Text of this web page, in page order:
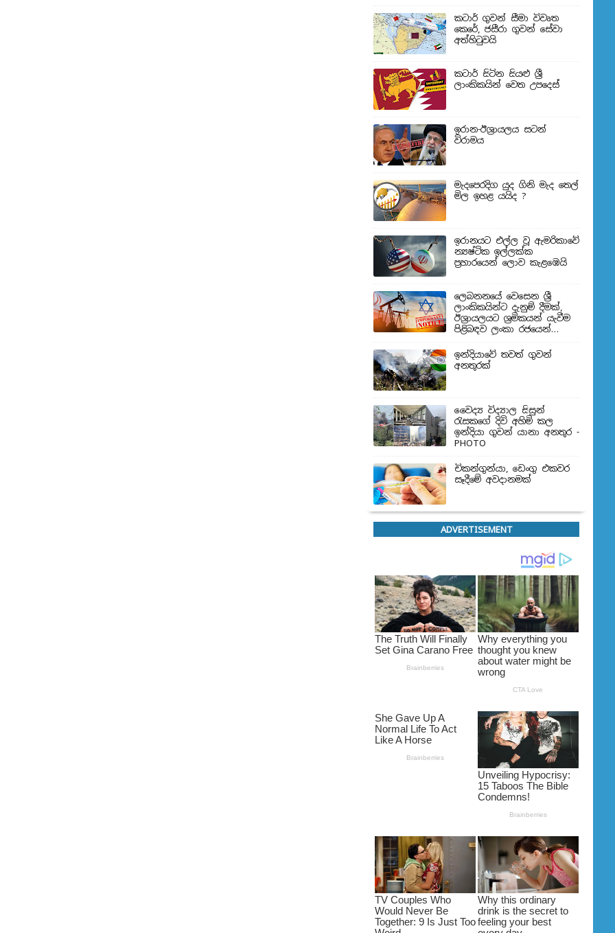
කටාර් ගුවන් සීමා විවෘත
කෙරේ, ජසීරා ගුවන් සේවා
අත්හි‍ටුවයි
කටාර් සිටින සියළු ශ්‍රී
ලාංකිකයින් වෙත උපදෙස්
ඉරාන-ඊශ්‍රායලය සටන්
විරාමය
මැදපෙරදිග යුද ගිනි මැද තෙල්
මිල ඉහළ යයිද ?
ඉරානයට එල්ල වූ ඇමරිකාවේ
න්‍යෂ්ටික ඉල්ලක්ක
ප්‍රහාරයෙන් ලොව කැළඹෙයි
ලෙබනනයේ වෙසෙන ශ්‍රී
ලාංකිකයින්ට දැනුම් දීමක්,
ඊශ්‍රායලයට ශ්‍රමිකයන් යැවීම
පිළිබඳව ලංකා රජයෙන්
ඉන්දියාවේ තවත් ගුවන්
අනතුරක්
වෛද්‍ය විද්‍යාල සිසුන්
‍රැසකගේ දිවි අහිමි කල
ඉන්දියා ගුවන් යානා අනතුර -
PHOTO
චිකන්ගුන්යා, ඩෙංගු එකවර
සෑදීමේ අවදානමක්
ADVERTISEMENT